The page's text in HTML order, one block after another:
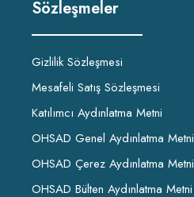
Sözleşmeler
Gizlilik Sözleşmesi
Mesafeli Satış Sözleşmesi
Katılımcı Aydınlatma Metni
OHSAD Genel Aydınlatma Metni
OHSAD Çerez Aydınlatma Metni
OHSAD Bülten Aydınlatma Metni